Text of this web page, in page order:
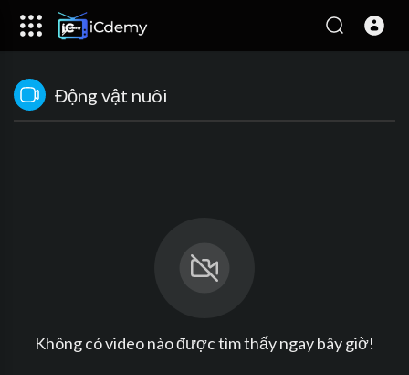
Động vật nuôi
Không có video nào được tìm thấy ngay bây giờ!